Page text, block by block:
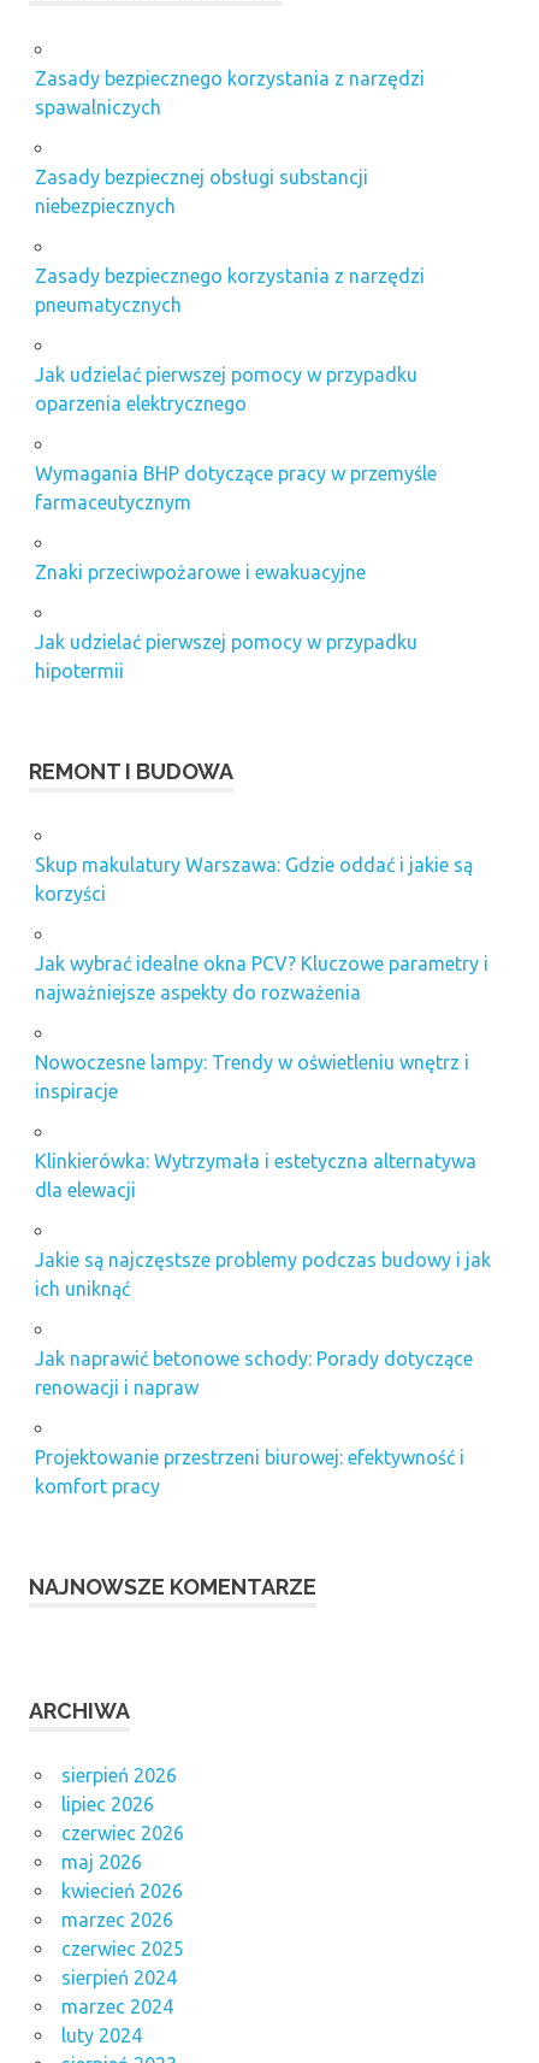
Zasady bezpiecznego korzystania z narzędzi
spawalniczych
Zasady bezpiecznej obsługi substancji
niebezpiecznych
Zasady bezpiecznego korzystania z narzędzi
pneumatycznych
Jak udzielać pierwszej pomocy w przypadku
oparzenia elektrycznego
Wymagania BHP dotyczące pracy w przemyśle
farmaceutycznym
Znaki przeciwpożarowe i ewakuacyjne
Jak udzielać pierwszej pomocy w przypadku
hipotermii
REMONT I BUDOWA
Skup makulatury Warszawa: Gdzie oddać i jakie są
korzyści
Jak wybrać idealne okna PCV? Kluczowe parametry i
najważniejsze aspekty do rozważenia
Nowoczesne lampy: Trendy w oświetleniu wnętrz i
inspiracje
Klinkierówka: Wytrzymała i estetyczna alternatywa
dla elewacji
Jakie są najczęstsze problemy podczas budowy i jak
ich uniknąć
Jak naprawić betonowe schody: Porady dotyczące
renowacji i napraw
Projektowanie przestrzeni biurowej: efektywność i
komfort pracy
NAJNOWSZE KOMENTARZE
ARCHIWA
sierpień 2026
lipiec 2026
czerwiec 2026
maj 2026
kwiecień 2026
marzec 2026
czerwiec 2025
sierpień 2024
marzec 2024
luty 2024